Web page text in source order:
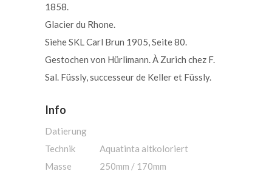
1858.
Glacier du Rhone.
Siehe SKL Carl Brun 1905, Seite 80.
Gestochen von Hürlimann. À Zurich chez F.
Sal. Füssly, successeur de Keller et Füssly.
Info
Datierung
Technik
Aquatinta altkoloriert
Masse
250mm / 170mm